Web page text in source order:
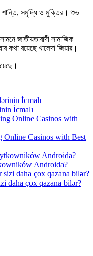
শান্তি, সমৃদ্ধি ও মুক্তির। শুভ
জাতীয়তাবাদী সামাজিক
কথা রয়েছে খালেদা জিয়ার।
İcmalı
Online Casinos with Best
Androida?
daha çox qazana bilər?